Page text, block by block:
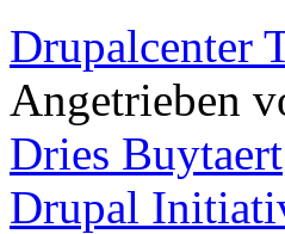
Drupalcenter
Angetrieben
Dries Buytaert
Drupal